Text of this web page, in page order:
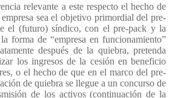
relevante a este respecto el hecho de
sea el objetivo primordial del pre-
el (futuro) síndico, con el pre-pack y la
forma de “empresa en funcionamiento”
después de la quiebra, pretenda
los ingresos de la cesión en beneficio
o el hecho de que en el marco del pre-
de quiebra se llegue a un concurso de
de los activos (continuación de la